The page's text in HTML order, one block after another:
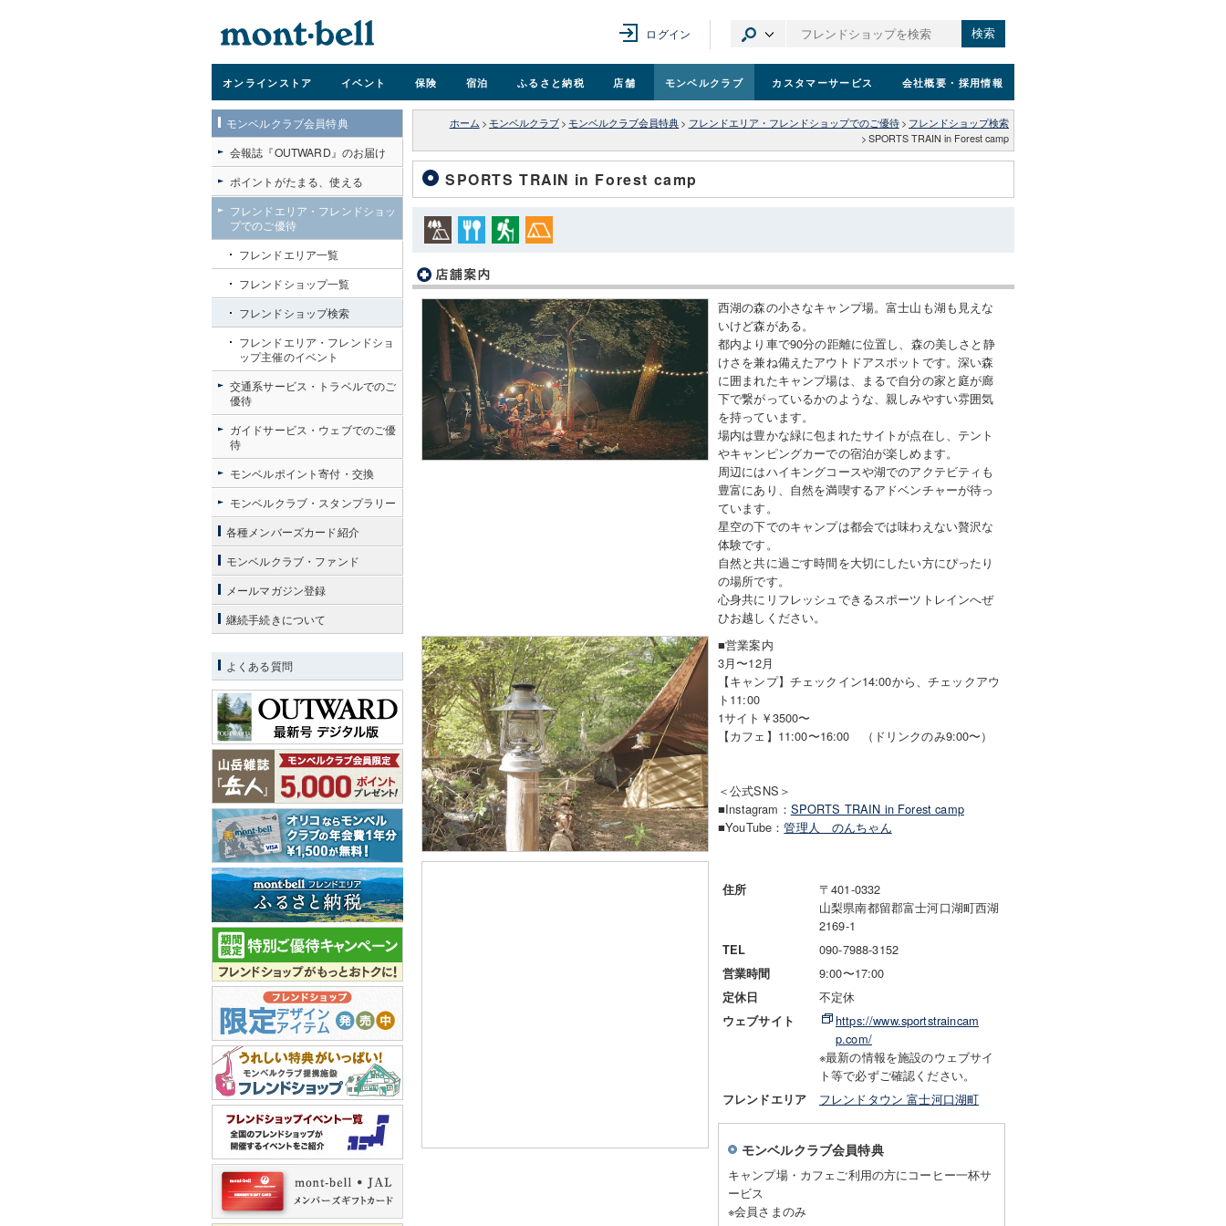
ログイン 検索
オンラインストア イベント 保険 宿泊 ふるさと納税 店舗 モンベルクラブ カスタマーサービス 会社概要 ・採用情報
ホーム > モンベルクラブ > モンベルクラブ会員特典 > フレンドエリア・フレンドショップでのご優待 > フレンドショップ検索
> SPORTS TRAIN in Forest camp
SPORTS TRAIN in Forest camp
西湖の森の小さなキャンプ場。富士山も湖も見えな
いけど森がある。
都内より車で90分の距離に位置し、森の美しさと静
けさを兼ね備えたアウトドアスポットです。深い森
に囲まれたキャンプ場は、まるで自分の家と庭が廊
下で繋がっているかのような、親しみやすい雰囲気
を持っています。
場内は豊かな緑に包まれたサイトが点在し、テント
やキャンピングカーでの宿泊が楽しめます。
周辺にはハイキングコースや湖でのアクテビティも
豊富にあり、自然を満喫するアドベンチャーが待っ
ています。
星空の下でのキャンプは都会では味わえない贅沢な
体験です。
自然と共に過ごす時間を大切にしたい方にぴったり
の場所です。
心身共にリフレッシュできるスポーツトレインへぜ
ひお越しください。
■営業案内
3月〜12月
【キャンプ】チェックイン14:00から、チェックアウ
ト11:00
1サイト￥3500〜
【カフェ】11:00〜16:00 （ドリンクのみ9:00〜）
＜公式SNS＞
■Instagram： SPORTS TRAIN in Forest camp
■YouTube：管理人 のんちゃん
住所
〒401-0332
山梨県南都留郡富士河口湖町西湖
2169-1
TEL 090-7988-3152
営業時間 9:00〜17:00
定休日 不定休
ウェブサイト
https://www.sportstraincam
p.com/
※最新の情報を施設のウェブサイ
ト等で必ずご確認ください。
フレンドエリア フレンドタウン 富士河口湖町
モンベルクラブ会員特典
キャンプ場・カフェご利用の方にコーヒー一杯サ
ービス
※会員さまのみ
モンベルクラブ会員特典
会報誌『OUTWARD』のお届け
ポイントがたまる、使える
フレンドエリア・フレンドショッ
プでのご優待
フレンドエリア一覧
フレンドショップ一覧
フレンドショップ検索
フレンドエリア・フレンドショ
ップ主催のイベント
交通系サービス・トラベルでのご
優待
ガイドサービス・ウェブでのご優
待
モンベルポイント寄付・交換
モンベルクラブ・スタンプラリー
各種メンバーズカード紹介
モンベルクラブ・ファンド
メールマガジン登録
継続手続きについて
よくある質問